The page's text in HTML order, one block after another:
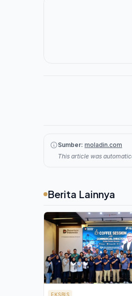
Sumber: moladin.com
This article was
Berita Lainnya
EKSBIS